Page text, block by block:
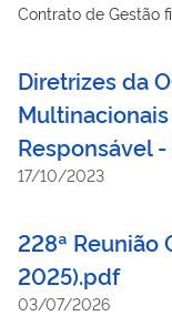
Contrato de Gestão
Diretrizes da
Responsável
17/10/2023
228ª Reunião
2025).pdf
03/07/2026